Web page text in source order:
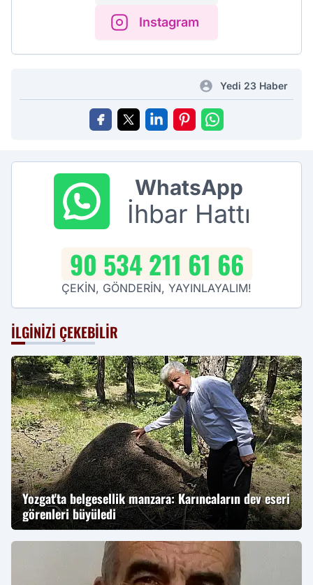
Instagram
Yedi 23 Haber
WhatsApp
İhbar Hattı
90 534 211 61 66
ÇEKİN, GÖNDERİN, YAYINLAYALIM!
İLGINIZI ÇEKEBILIR
Yozgat'ta belgesellik manzara: Karıncaların dev eseri
görenleri büyüledi